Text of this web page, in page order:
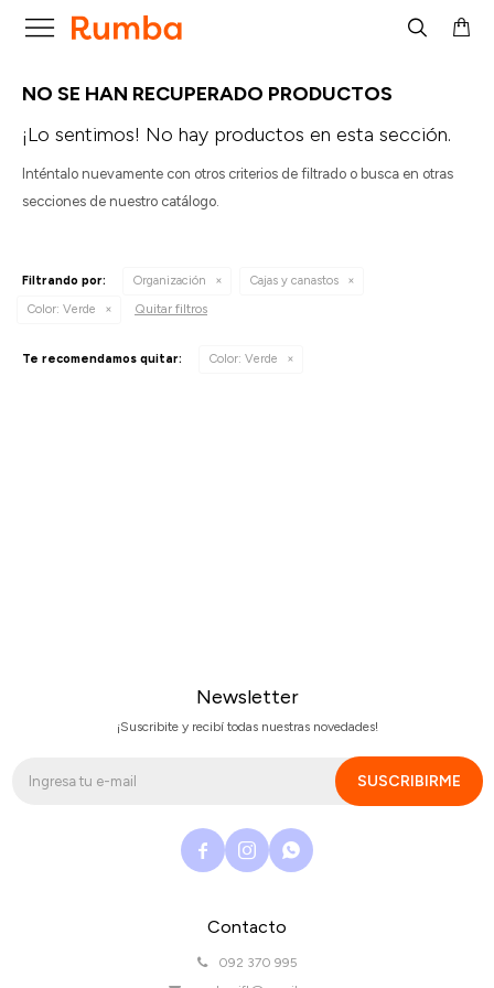

NO SE HAN RECUPERADO PRODUCTOS
¡Lo sentimos! No hay productos en esta sección.
Inténtalo nuevamente con otros criterios de filtrado o busca en otras
secciones de nuestro catálogo.
Filtrando por: Organización
Cajas y canastos
Color: Verde Quitar filtros
Te recomendamos quitar: Color: Verde
Contacto
092 370 995
Newsletter
¡Suscribite y recibí todas nuestras novedades!
SUSCRIBIRME
  